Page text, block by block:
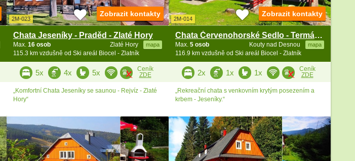
2M-023
Chata Jeseníky - Praděd - Zlaté Hory
Zlaté Hory mapa
Max. 16 osob
115.3 km vzdušně od Ski areál Biocel - Zlatník
Zobrazit kontakty
5x 4x 5x
Ceník
ZDE
„Komfortní Chata Jeseníky se saunou - Rejvíz - Zlaté
Hory“
2M-014
Chata Červenohorské Sedlo - Termály Velké Losiny
Kouty nad Desnou mapa
Max. 5 osob
116.9 km vzdušně od Ski areál Biocel - Zlatník
Zobrazit kontakty
2x 1x 1x
Ceník
ZDE
„Rekreační chata s venkovním krytým posezením a
krbem - Jeseníky.“